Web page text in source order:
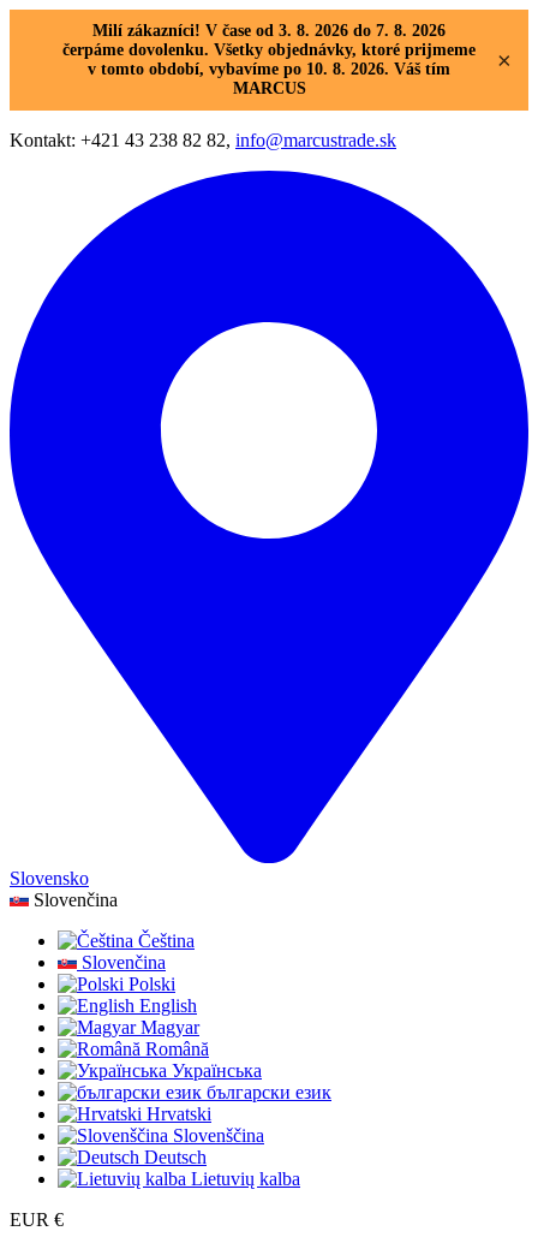
Milí zákazníci! V čase od 3. 8. 2026 do 7. 8. 2026
čerpáme dovolenku. Všetky objednávky, ktoré prijmeme
v tomto období, vybavíme po 10. 8. 2026. Váš tím
MARCUS
×
Kontakt: +421 43 238 82 82, info@marcustrade.sk
Slovensko
Slovenčina
Čeština
Slovenčina
Polski
English
Magyar
Română
Українська
български език
Hrvatski
Slovenščina
Deutsch
Lietuvių kalba
EUR €